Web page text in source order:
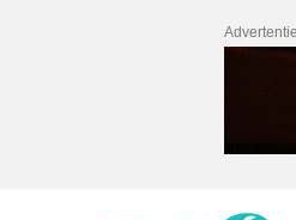
Advertentie